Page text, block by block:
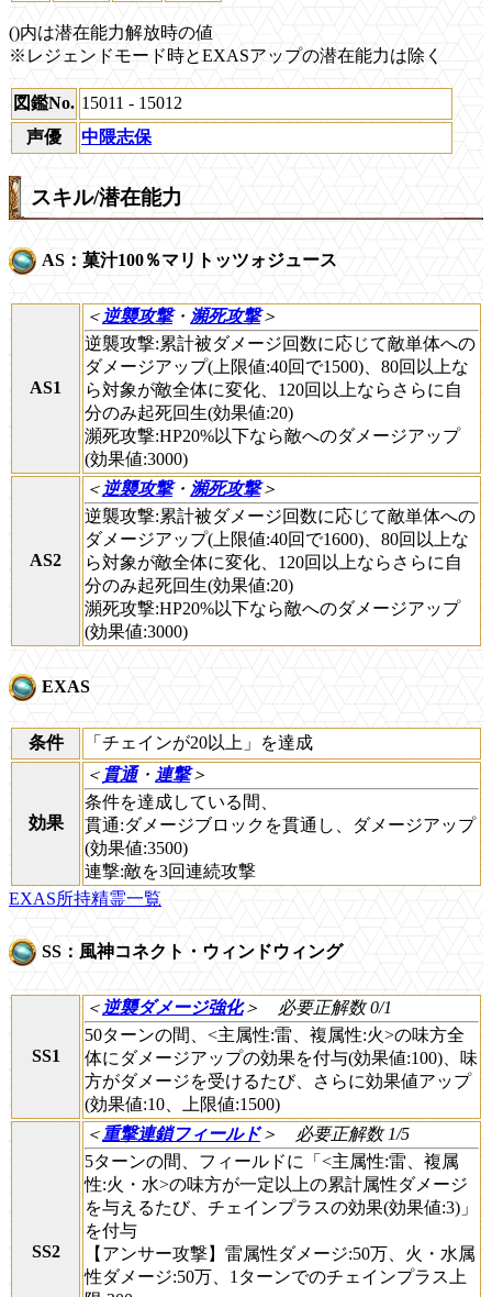
()内は潜在能力解放時の値
※レジェンドモード時とEXASアップの潜在能力は除く
図鑑No. 15011 - 15012
声優
中隈志保
スキル/潜在能力
AS：菓汁100％マリトッツォジュース
AS1
＜ 逆襲攻撃・ 瀕死攻撃＞
逆襲攻撃:累計被ダメージ回数に応じて敵単体への
ダメージアップ(上限値:40回で1500)、80回以上な
ら対象が敵全体に変化、120回以上ならさらに自
分のみ起死回生(効果値:20)
瀕死攻撃:HP20%以下なら敵へのダメージアップ
(効果値:3000)
AS2
＜ 逆襲攻撃・ 瀕死攻撃＞
逆襲攻撃:累計被ダメージ回数に応じて敵単体への
ダメージアップ(上限値:40回で1600)、80回以上な
ら対象が敵全体に変化、120回以上ならさらに自
分のみ起死回生(効果値:20)
瀕死攻撃:HP20%以下なら敵へのダメージアップ
(効果値:3000)
EXAS
条件 「チェインが20以上」を達成
効果
＜ 貫通・ 連撃＞
条件を達成している間、
貫通:ダメージブロックを貫通し、ダメージアップ
(効果値:3500)
連撃:敵を3回連続攻撃
EXAS所持精霊一覧
SS：風神コネクト・ウィンドウィング
SS1
＜ 逆襲ダメージ強化＞
必要正解数 0/1
50ターンの間、<主属性:雷、複属性:火>の味方全
体にダメージアップの効果を付与(効果値:100)、味
方がダメージを受けるたび、さらに効果値アップ
(効果値:10、上限値:1500)
SS2
＜ 重撃連鎖フィールド＞
必要正解数 1/5
5ターンの間、フィールドに「<主属性:雷、複属
性:火・水>の味方が一定以上の累計属性ダメージ
を与えるたび、チェインプラスの効果(効果値:3)」
を付与
【アンサー攻撃】雷属性ダメージ:50万、火・水属
性ダメージ:50万、1ターンでのチェインプラス上